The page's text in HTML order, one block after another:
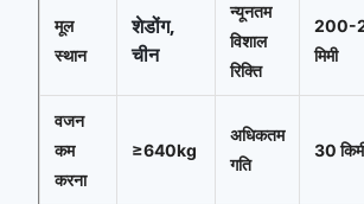
मूल
स्थान
शेडोंग,
चीन
न्यूनतम
विशाल
रिक्ति
200-
मिमी
वजन
कम
करना
≥640kg
अधिकतम
गति
30